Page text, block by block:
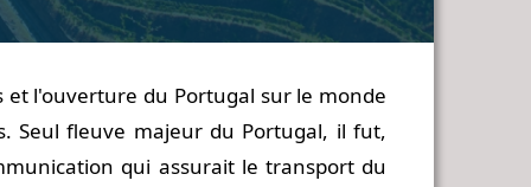
et l'ouverture du Portugal sur le monde
Seul fleuve majeur du Portugal, il fut,
qui assurait le transport du